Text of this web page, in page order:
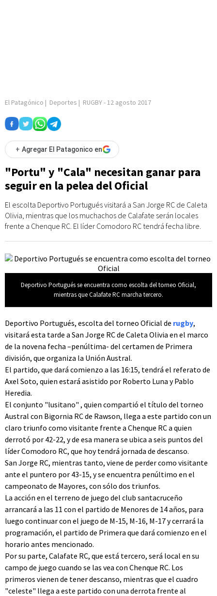
El Patagónico | Deportes | RUGBY- 12 agosto 2017
+ Agregar El Patagonico en
"Portu" y "Cala" necesitan ganar para
seguir en la pelea del Oficial
El escolta Deportivo Portugués visitará a San Jorge RC de Caleta
Olivia, mientras que los muchachos de Calafate serán locales
frente a Chenque RC. El líder Comodoro RC tendrá fecha libre.
Deportivo Portugués se encuentra como escolta del torneo Oficial,
mientras que Calafate RC marcha tercero.
Deportivo Portugués, escolta del torneo Oficial de rugby,
visitará esta tarde a San Jorge RC de Caleta Olivia en el marco
de la novena fecha –penúltima- del certamen de Primera
división, que organiza la Unión Austral.
El partido, que dará comienzo a las 16:15, tendrá el referato de
Axel Soto, quien estará asistido por Roberto Luna y Pablo
Heredia.
El conjunto "lusitano" , quien compartió el título del torneo
Austral con Bigornia RC de Rawson, llega a este partido con un
claro triunfo como visitante frente a Chenque RC a quien
derrotó por 42-22, y de esa manera se ubica a seis puntos del
líder Comodoro RC, que hoy tendrá jornada de descanso.
San Jorge RC, mientras tanto, viene de perder como visitante
ante el puntero por 43-15, y se encuentra penúltimo en el
campeonato de Mayores, con sólo dos triunfos.
La acción en el terreno de juego del club santacruceño
arrancará a las 11 con el partido de Menores de 14 años, para
luego continuar con el juego de M-15, M-16, M-17 y cerrará la
programación, el partido de Primera que dará comienzo en el
horario antes mencionado.
Por su parte, Calafate RC, que está tercero, será local en su
campo de juego cuando se las vea con Chenque RC. Los
primeros vienen de tener descanso, mientras que el cuadro
"celeste" llega a este partido con una derrota frente al